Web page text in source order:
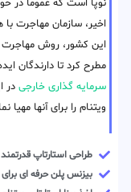
نوپا است که عموما در
اخیر، سازمان مهاجرت
این کشور، روش مهاجرت
مطرح کرد تا دارندگان
سرمایه گذاری خارجی در
ویتنام را برای آنها مهیا
طراحی استارتاپ قدرتمند
بیزنس پلن حرفه ای برای